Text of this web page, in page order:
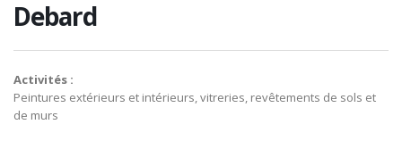
Debard
Activités :
Peintures extérieurs et intérieurs, vitreries, revêtements de sols et
de murs